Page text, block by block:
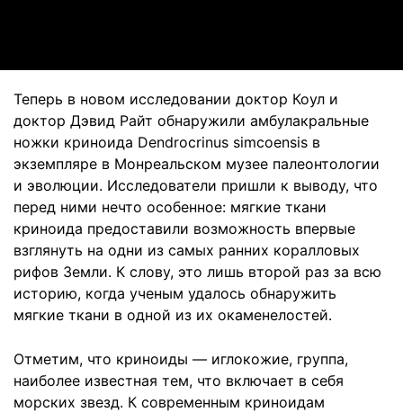
Теперь в новом исследовании доктор Коул и
доктор Дэвид Райт обнаружили амбулакральные
ножки криноида Dendrocrinus simcoensis в
экземпляре в Монреальском музее палеонтологии
и эволюции. Исследователи пришли к выводу, что
перед ними нечто особенное: мягкие ткани
криноида предоставили возможность впервые
взглянуть на одни из самых ранних коралловых
рифов Земли. К слову, это лишь второй раз за всю
историю, когда ученым удалось обнаружить
мягкие ткани в одной из их окаменелостей.
Отметим, что криноиды — иглокожие, группа,
наиболее известная тем, что включает в себя
морских звезд. К современным криноидам